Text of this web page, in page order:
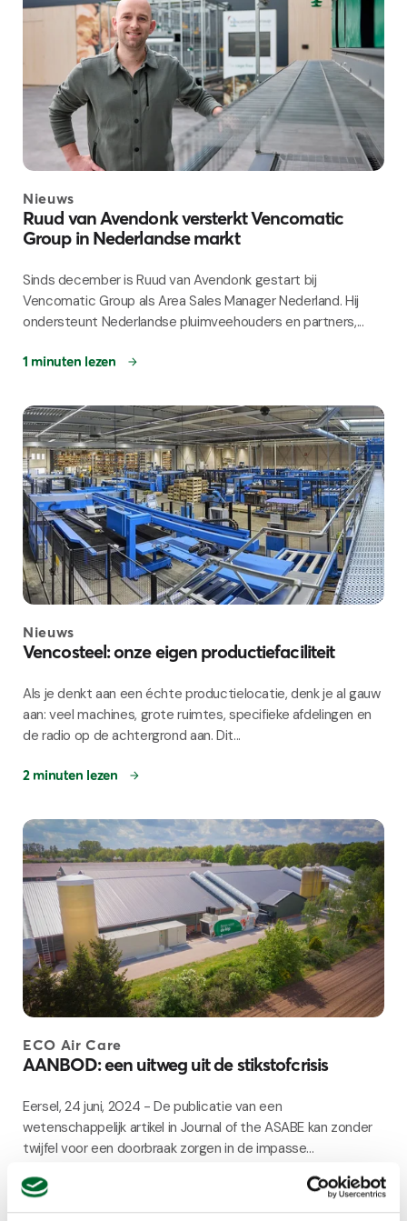
Nieuws
Ruud van Avendonk versterkt Vencomatic
Group in Nederlandse markt
Sinds december is Ruud van Avendonk gestart bij
Vencomatic Group als Area Sales Manager Nederland. Hij
ondersteunt Nederlandse pluimveehouders en partners,...
1 minuten lezen
Nieuws
Vencosteel: onze eigen productiefaciliteit
Als je denkt aan een échte productielocatie, denk je al gauw
aan: veel machines, grote ruimtes, specifieke afdelingen en
de radio op de achtergrond aan. Dit...
2 minuten lezen
ECO Air Care
AANBOD: een uitweg uit de stikstofcrisis
Eersel, 24 juni, 2024 - De publicatie van een
wetenschappelijk artikel in Journal of the ASABE kan zonder
twijfel voor een doorbraak zorgen in de impasse...
4 minuten lezen